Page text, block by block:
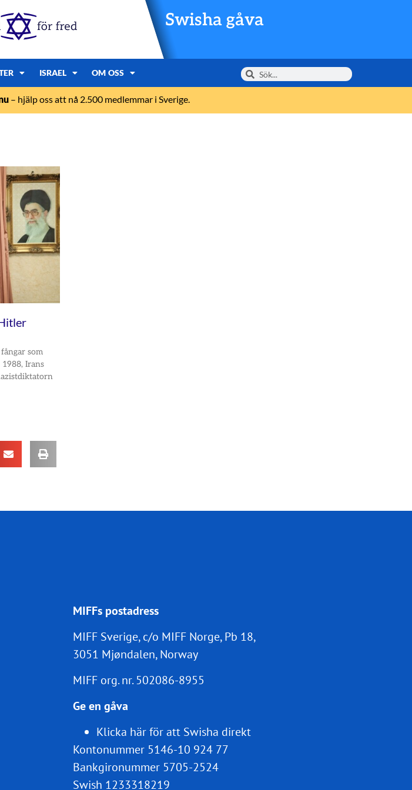
Swisha gåva
ISRAEL OM OSS
– hjälp oss att nå 2.500 medlemmar i Sverige.
som
Irans
MIFFs postadress
MIFF Sverige, c/o MIFF Norge, Pb 18,
3051 Mjøndalen, Norway
MIFF org. nr.502086-8955
Ge en gåva
Klicka här för att Swisha direkt
Kontonummer 5146-10 924 77
Bankgironummer 5705-2524
Swish 1233318219